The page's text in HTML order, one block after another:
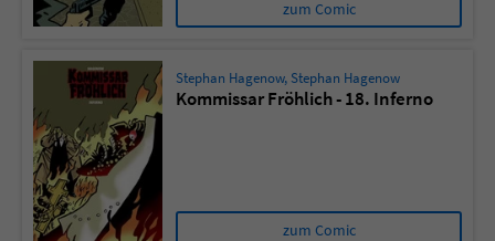
zum Comic
Stephan Hagenow, Stephan Hagenow
Kommissar Fröhlich - 18. Inferno
zum Comic